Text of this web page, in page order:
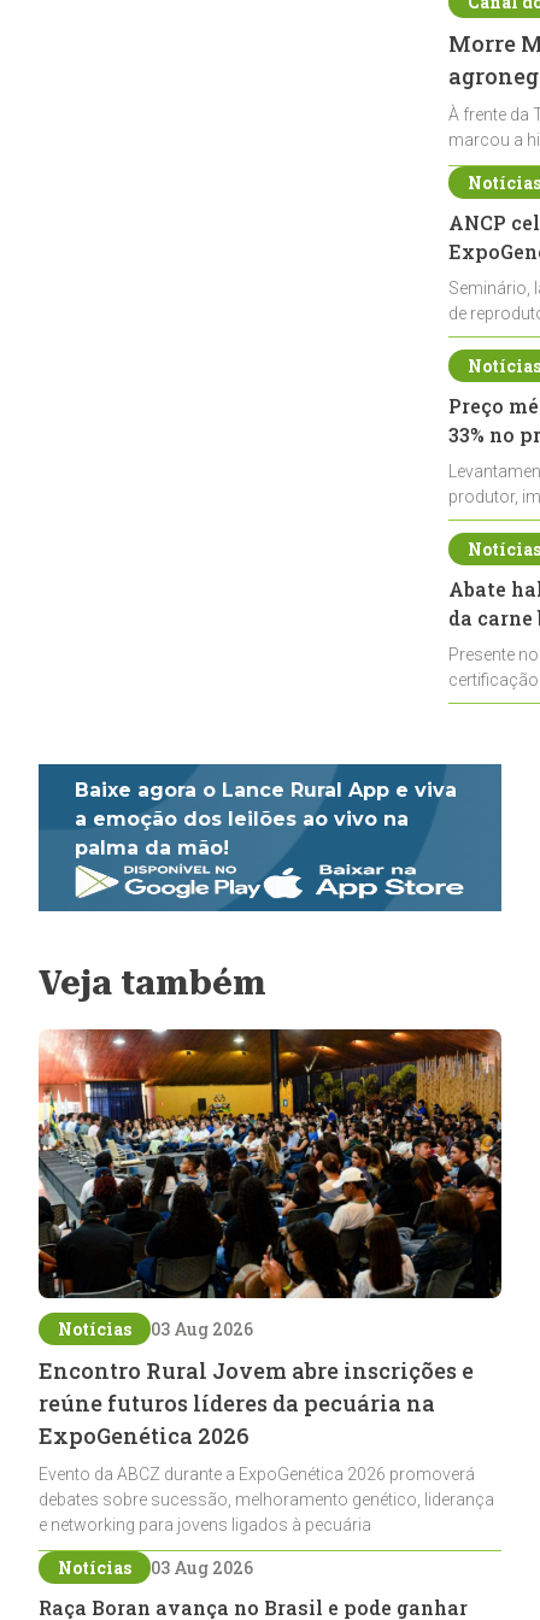
Morre
À frente da
marcou a
ANCP
Seminário,
de
durante a
Preço
33% no
produtor,
de leite cru
Abate
da
Presente
Baixe agora o Lance Rural App e viva
a emoção dos leilões ao vivo na
palma da mão!
Veja também
Notícias 03 Aug 2026
Encontro Rural Jovem abre inscrições e
reúne futuros líderes da pecuária na
ExpoGenética 2026
Evento da ABCZ durante a ExpoGenética 2026 promoverá
debates sobre sucessão, melhoramento genético, liderança
e networking para jovens ligados à pecuária
Notícias 03 Aug 2026
Raça Boran avança no Brasil e pode ganhar